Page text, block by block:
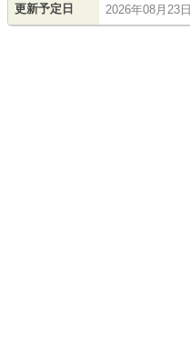
更新予定日 2026年08月23日